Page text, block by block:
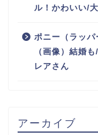
ル！かわいい/
ポニー（ラッ
（画像）結婚
レアさん
アーカイブ